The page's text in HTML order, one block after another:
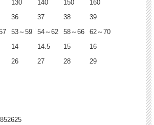
130 140 150
160
36 37 38
39
53～59 54～62 58～66
62～70
14 14.5 15
16
26 27 28 29